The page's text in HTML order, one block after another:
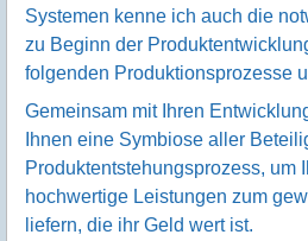
Systemen kenne ich auch die
zu Beginn der
folgenden Produktionsprozesse
Gemeinsam mit Ihren
Ihnen eine Symbiose aller
Produktentstehungsprozess, um
hochwertige Leistungen zum
liefern, die ihr Geld wert ist.